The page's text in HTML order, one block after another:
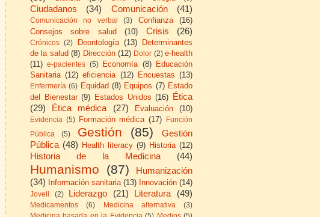
Ciudadanos (34) Comunicación (41)
Comunicación no verbal (3) Confianza
(16)
Consejos sobre salud
(10) Crisis (26)
Crónicos (2) Deontología (13)
Determinantes
de la salud (8) Dirección (12) Dolor (2) e-health
(11)
e-pacientes (5) Economía (8)
Educación
Sanitaria (12) eficiencia (12) Encuestas (13)
Enfermería (6) Equidad (8) Equipos (7) Estado
del Bienestar (9) Estados Unidos (16) Ética
(29)
Ética médica (27) Evaluación (10)
Evidencia (5) Formación médica (17)
Función
Pública
(5) Gestión (85)
Gestión
Pública (48) Health literacy (9) Historia (12)
Historia de la Medicina (44)
Humanismo (87)
Humanización
(34) Información sanitaria (13) Innovación (14)
Jovell (2) Liderazgo (21) Literatura (49)
Medicamentos (6) Medicina alternativa
(3)